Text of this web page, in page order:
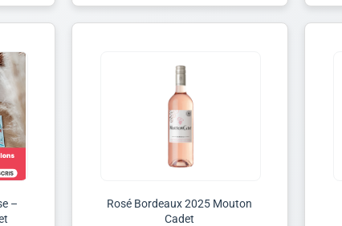
–
Rosé Bordeaux 2025 Mouton
Cadet